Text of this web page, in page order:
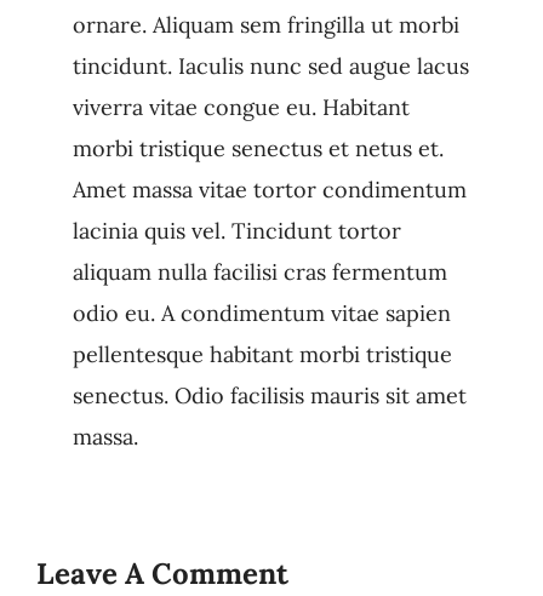
ornare. Aliquam sem fringilla ut morbi
tincidunt. Iaculis nunc sed augue lacus
viverra vitae congue eu. Habitant
morbi tristique senectus et netus et.
Amet massa vitae tortor condimentum
lacinia quis vel. Tincidunt tortor
aliquam nulla facilisi cras fermentum
odio eu. A condimentum vitae sapien
pellentesque habitant morbi tristique
senectus. Odio facilisis mauris sit amet
massa.
Leave A Comment